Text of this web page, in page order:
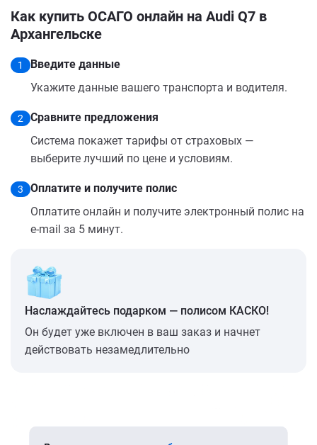
Как купить ОСАГО онлайн на Audi Q7 в
Архангельске
1
Введите данные
Укажите данные вашего транспорта и водителя.
2
Сравните предложения
Система покажет тарифы от страховых —
выберите лучший по цене и условиям.
3
Оплатите и получите полис
Оплатите онлайн и получите электронный полис на
e-mail за 5 минут.
Наслаждайтесь подарком — полисом КАСКО!
Он будет уже включен в ваш заказ и начнет
действовать незамедлительно